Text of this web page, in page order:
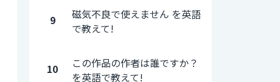
9
磁気不良で使えません を英語
で教えて!
10
この作品の作者は誰ですか？
を英語で教えて!